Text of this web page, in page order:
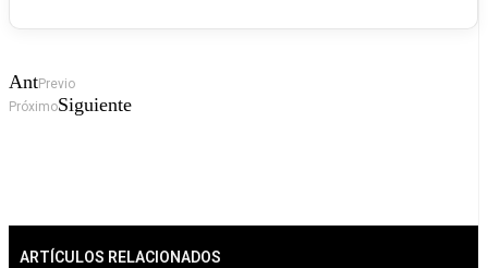
AntPrevio
PróximoSiguiente
ARTÍCULOS RELACIONADOS